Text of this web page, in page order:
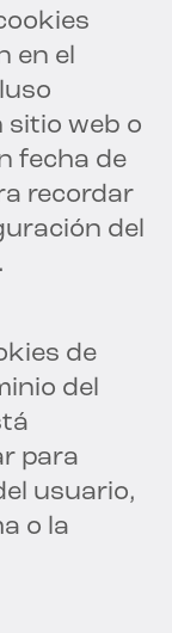
en el
sitio web o
fecha de
recordar
del
de
del
para
usuario,
o la